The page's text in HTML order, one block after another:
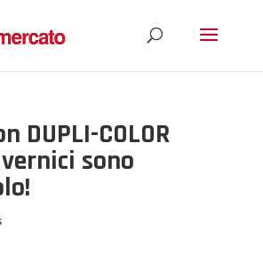
DUPLI-COLOR
sono